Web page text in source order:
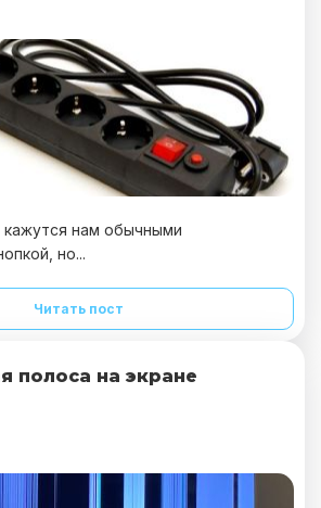
нам обычными
но...
Читать пост
полоса на экране